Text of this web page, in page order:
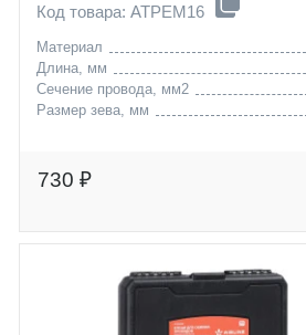
Код товара: ATPEM16
Материал
Длина, мм
Сечение провода, мм2
Размер зева, мм
730 ₽